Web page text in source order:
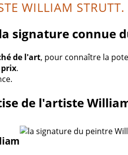
WILLIAM STRUTT.
signature connue
de l'art, pour connaître la
.
de l'artiste